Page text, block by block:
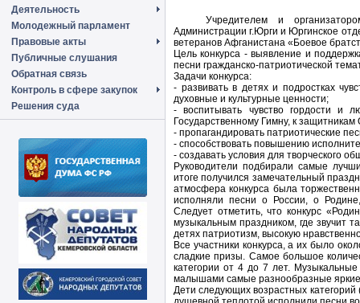
Деятельность
Молодежный парламент
Правовые акты
Публичные слушания
Обратная связь
Контроль в сфере закупок
Решения суда
Учредителем и
Администрации г.Юрги и Юргинское
ветеранов Афганистана «Боевое
Цель конкурса - выявление и
песни гражданско-патриотической
Задачи конкурса:
- развивать в детях и подростках
духовные и культурные ценности;
- воспитывать чувство гордости и
Государственному Гимну, к защитникам
- пропагандировать патриотические
- способствовать повышению
- создавать условия для творческого
Руководители подбирали самые
итоге получился замечательный
атмосфера конкурса была
исполняли песни о России, о
Следует отметить, что конкурс
музыкальным праздником, где звучит
детях патриотизм, высокую
Все участники конкурса, а их было
сладкие призы. Самое большое
категории от 4 до 7 лет. Музыкальные
малышами самые разнообразные
Дети следующих возрастных